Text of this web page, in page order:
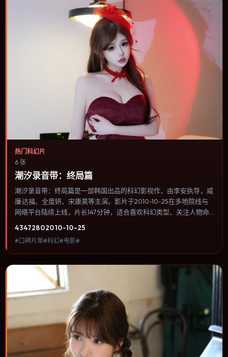
热门科幻片
6 张
潮汐录音带：终局篇
潮汐录音带：终局篇是一部韩国出品的科幻影视作，由李安执导，威
廉·达福、全度妍、宋康昊等主演。影片于2010-10-25在多地院线与
网络平台陆续上线，片长147分钟，适合喜欢科幻类型、关注人物命
听语言统一，可作为休闲观影或类型片补片的选择。
43472802010-10-25
#口碑片单#科幻#电影#